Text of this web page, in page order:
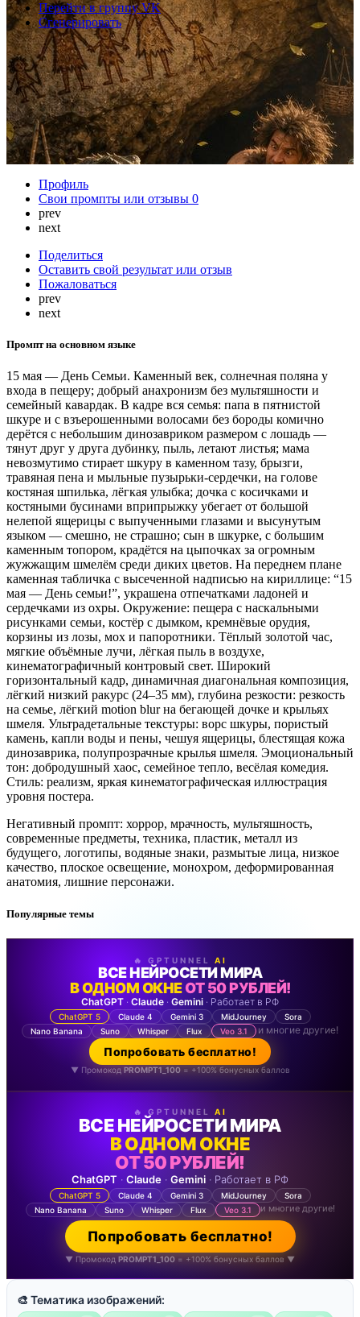
Перейти в группу VK
Сгенерировать
Профиль
Свои промпты или отзывы 0
prev
next
Поделиться
Оставить свой результат или отзыв
Пожаловаться
prev
next
Промпт на основном языке
15 мая — День Семьи. Каменный век, солнечная поляна у
входа в пещеру; добрый анахронизм без мультяшности и
семейный кавардак. В кадре вся семья: папа в пятнистой
шкуре и с взъерошенными волосами без бороды комично
дерётся с небольшим динозавриком размером с лошадь —
тянут друг у друга дубинку, пыль, летают листья; мама
невозмутимо стирает шкуру в каменном тазу, брызги,
травяная пена и мыльные пузырьки-сердечки, на голове
костяная шпилька, лёгкая улыбка; дочка с косичками и
костяными бусинами вприпрыжку убегает от большой
нелепой ящерицы с выпученными глазами и высунутым
языком — смешно, не страшно; сын в шкурке, с большим
каменным топором, крадётся на цыпочках за огромным
жужжащим шмелём среди диких цветов. На переднем плане
каменная табличка с высеченной надписью на кириллице: “15
мая — День семьи!”, украшена отпечатками ладоней и
сердечками из охры. Окружение: пещера с наскальными
рисунками семьи, костёр с дымком, кремнёвые орудия,
корзины из лозы, мох и папоротники. Тёплый золотой час,
мягкие объёмные лучи, лёгкая пыль в воздухе,
кинематографичный контровый свет. Широкий
горизонтальный кадр, динамичная диагональная композиция,
лёгкий низкий ракурс (24–35 мм), глубина резкости: резкость
на семье, лёгкий motion blur на бегающей дочке и крыльях
шмеля. Ультрадетальные текстуры: ворс шкуры, пористый
камень, капли воды и пены, чешуя ящерицы, блестящая кожа
динозаврика, полупрозрачные крылья шмеля. Эмоциональный
тон: добродушный хаос, семейное тепло, весёлая комедия.
Стиль: реализм, яркая кинематографическая иллюстрация
уровня постера.
Негативный промпт: хоррор, мрачность, мультяшность,
современные предметы, техника, пластик, металл из
будущего, логотипы, водяные знаки, размытые лица, низкое
качество, плоское освещение, монохром, деформированная
анатомия, лишние персонажи.
Популярные темы
🔥 GPTUNNEL AI
ВСЕ НЕЙРОСЕТИ МИРА
В ОДНОМ ОКНЕОТ 50 РУБЛЕЙ!
ChatGPT · Claude · Gemini · Работает в РФ
ChatGPT 5 Claude 4 Gemini 3 MidJourney
Sora
Nano Banana
Suno Whisper Flux Veo 3.1 и многие другие!
Попробовать бесплатно!
▼ Промокод PROMPT1_100= +100% бонусных баллов
🔥 GPTUNNEL AI
ВСЕ НЕЙРОСЕТИ МИРА
В ОДНОМ ОКНЕ
ОТ 50 РУБЛЕЙ!
ChatGPT · Claude · Gemini · Работает в РФ
ChatGPT 5 Claude 4 Gemini 3 MidJourney
Sora
Nano Banana
Suno Whisper Flux Veo 3.1 и многие другие!
Попробовать бесплатно!
▼ Промокод PROMPT1_100 = +100% бонусных баллов ▼
🎨 Тематика изображений: